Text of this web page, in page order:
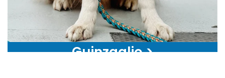
Guinzaglio >